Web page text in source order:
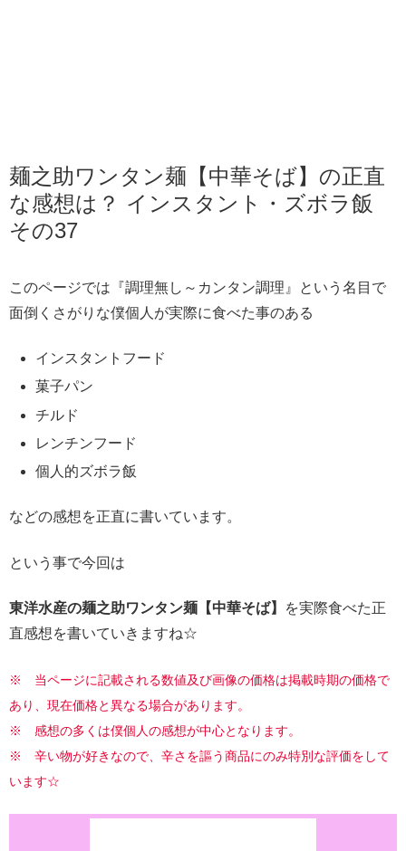
麺之助ワンタン麺【中華そば】の正直
な感想は？ インスタント・ズボラ飯
その37
このページでは『調理無し～カンタン調理』という名目で
面倒くさがりな僕個人が実際に食べた事のある
インスタントフード
菓子パン
チルド
レンチンフード
個人的ズボラ飯
などの感想を正直に書いています。
という事で今回は
東洋水産の麺之助ワンタン麺【中華そば】
を実際食べた正
直感想を書いていきますね☆
※ 当ページに記載される数値及び画像の価格は掲載時期の価格で
あり、現在価格と異なる場合があります。
※ 感想の多くは僕個人の感想が中心となります。
※ 辛い物が好きなので、辛さを謳う商品にのみ特別な評価をして
います☆